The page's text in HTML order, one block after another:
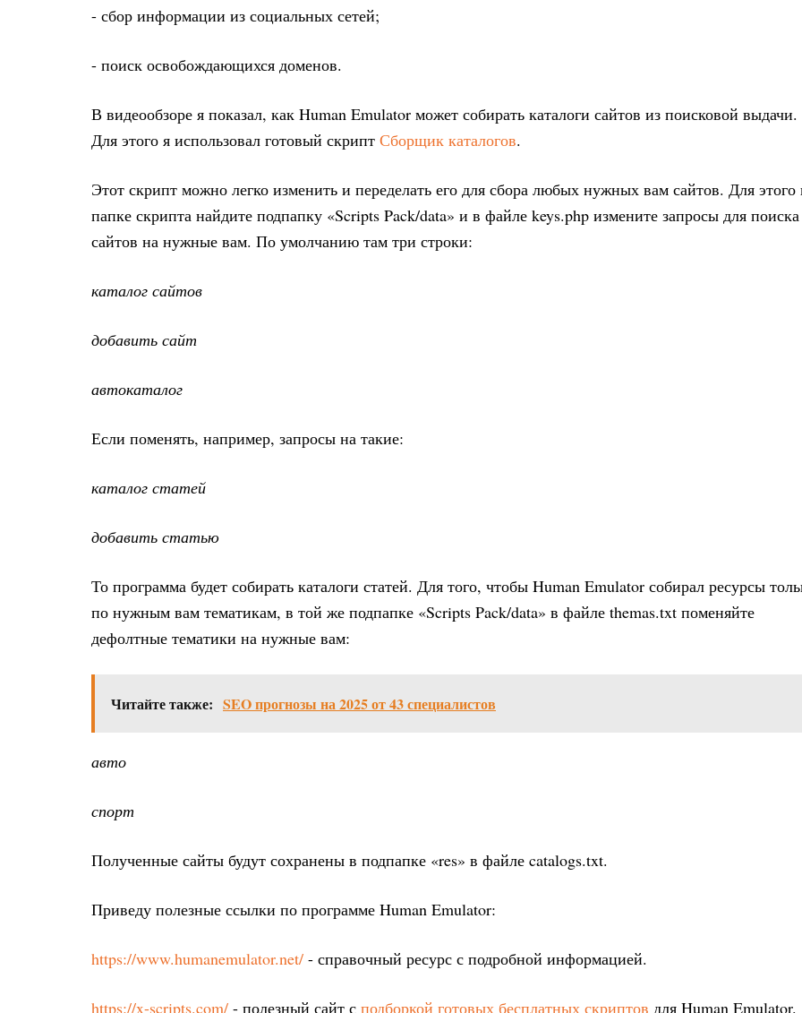
- сбор информации из социальных сетей;
- поиск освобождающихся доменов.
В видеообзоре я показал, как Human Emulator может собирать каталоги сайтов из поисковой выдачи.
Для этого я использовал готовый скрипт Сборщик каталогов.
Этот скрипт можно легко изменить и переделать его для сбора любых нужных вам сайтов. Для этого
папке скрипта найдите подпапку «Scripts Pack/data» и в файле keys.php измените запросы для поиска
сайтов на нужные вам. По умолчанию там три строки:
каталог сайтов
добавить сайт
автокаталог
Если поменять, например, запросы на такие:
каталог статей
добавить статью
То программа будет собирать каталоги статей. Для того, чтобы Human Emulator собирал ресурсы
по нужным вам тематикам, в той же подпапке «Scripts Pack/data» в файле themas.txt поменяйте
дефолтные тематики на нужные вам:
Читайте также: SEO прогнозы на 2025 от 43 специалистов
авто
спорт
Полученные сайты будут сохранены в подпапке «res» в файле catalogs.txt.
Приведу полезные ссылки по программе Human Emulator:
https://www.humanemulator.net/ - справочный ресурс с подробной информацией.
https://x-scripts.com/ - полезный сайт с подборкой готовых бесплатных скриптов для Human Emulator.